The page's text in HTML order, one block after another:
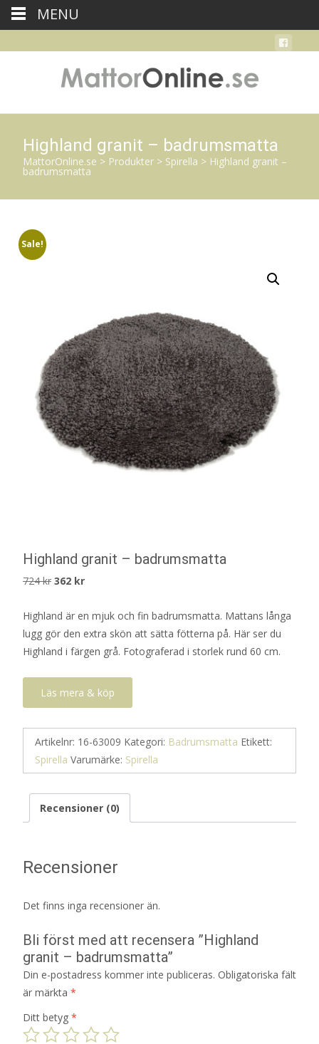
Highland granit – badrumsmatta
MattorOnline.se > Produkter > Spirella > Highland granit –
badrumsmatta
Sale!
Highland granit – badrumsmatta
724kr Det
priset
var:
724 kr.
362 krDet
priset
är:
362 kr.
Highland är en mjuk och fin badrumsmatta. Mattans långa
lugg gör den extra skön att sätta fötterna på. Här ser du
Highland i färgen grå. Fotograferad i storlek rund 60 cm.
Läs mera & köp
Artikelnr: 16-63009 Kategori: Badrumsmatta Etikett:
Spirella Varumärke: Spirella
Recensioner (0)
Recensioner
Det finns inga recensioner än.
Bli först med att recensera ”Highland
granit – badrumsmatta”
Din e-postadress kommer inte publiceras. Obligatoriska fält
är märkta *
Ditt betyg *
MENU